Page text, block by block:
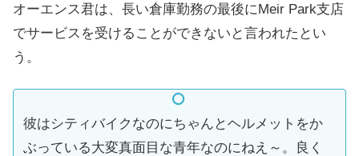
オーエンス君は、長い倉庫勤務の最後にMeir Park支店
でサービスを受けることができないと言われたとい
う。
彼はシティバイクなのにちゃんとヘルメットをか
ぶっている大変真面目な青年なのにねえ～。良く